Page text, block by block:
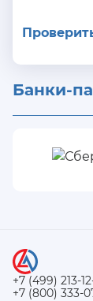
Банки-
+7 (499) 213-
+7 (800) 333-